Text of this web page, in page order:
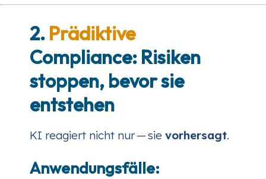
2. Prädiktive
Compliance: Risiken
stoppen, bevor sie
entstehen
KI reagiert nicht nur — sie vorhersagt.
Anwendungsfälle: